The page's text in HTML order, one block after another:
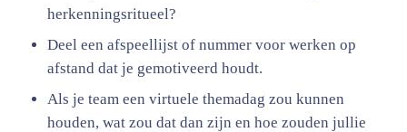
herkenningsritueel?
Deel een afspeellijst of nummer voor werken op
afstand dat je gemotiveerd houdt.
Als je team een virtuele themadag zou kunnen
houden, wat zou dat dan zijn en hoe zouden jullie